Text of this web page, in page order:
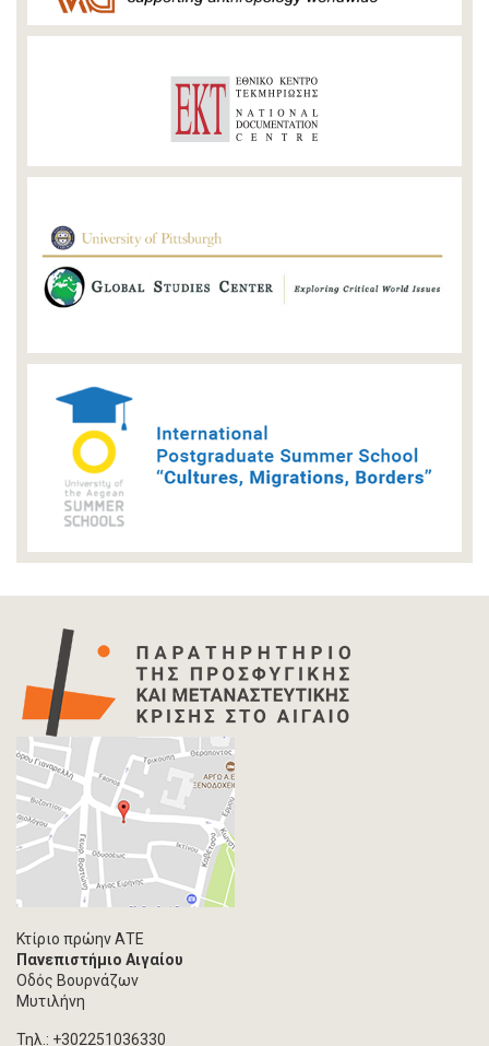
Κτίριο πρώην ΑΤΕ
Πανεπιστήμιο Αιγαίου
Οδός Βουρνάζων
Μυτιλήνη
Τηλ.: +302251036330